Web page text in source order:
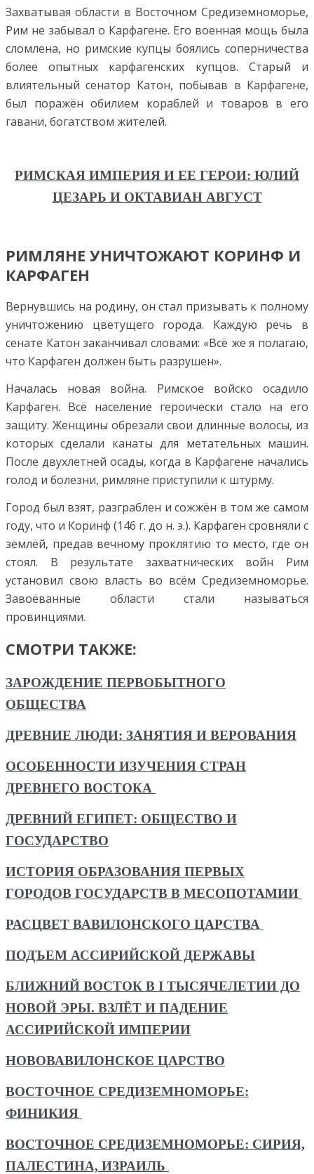
Захватывая области в Восточном Средиземноморье,
Рим не забывал о Карфагене. Его военная мощь была
сломлена, но римские купцы боялись соперничества
более опытных карфагенских купцов. Старый и
влиятельный сенатор Катон, побывав в Карфагене,
был поражён обилием кораблей и товаров в его
гавани, богатством жителей.
РИМСКАЯ ИМПЕРИЯ И ЕЕ ГЕРОИ: ЮЛИЙ
ЦЕЗАРЬ И ОКТАВИАН АВГУСТ
РИМЛЯНЕ УНИЧТОЖАЮТ КОРИНФ И
КАРФАГЕН
Вернувшись на родину, он стал призывать к полному
уничтожению цветущего города. Каждую речь в
сенате Катон заканчивал словами: «Всё же я полагаю,
что Карфаген должен быть разрушен».
Началась новая война. Римское войско осадило
Карфаген. Всё население героически стало на его
защиту. Женщины обрезали свои длинные волосы, из
которых сделали канаты для метательных машин.
После двухлетней осады, когда в Карфагене начались
голод и болезни, римляне приступили к штурму.
Город был взят, разграблен и сожжён в том же самом
году, что и Коринф (146 г. до н. э.). Карфаген сровняли с
землёй, предав вечному проклятию то место, где он
стоял. В результате захватнических войн Рим
установил свою власть во всём Средиземноморье.
Завоёванные области стали называться
провинциями.
СМОТРИ ТАКЖЕ:
ЗАРОЖДЕНИЕ ПЕРВОБЫТНОГО
ОБЩЕСТВА
ДРЕВНИЕ ЛЮДИ: ЗАНЯТИЯ И ВЕРОВАНИЯ
ОСОБЕННОСТИ ИЗУЧЕНИЯ СТРАН
ДРЕВНЕГО ВОСТОКА
ДРЕВНИЙ ЕГИПЕТ: ОБЩЕСТВО И
ГОСУДАРСТВО
ИСТОРИЯ ОБРАЗОВАНИЯ ПЕРВЫХ
ГОРОДОВ ГОСУДАРСТВ В МЕСОПОТАМИИ
РАСЦВЕТ ВАВИЛОНСКОГО ЦАРСТВА
ПОДЪЕМ АССИРИЙСКОЙ ДЕРЖАВЫ
БЛИЖНИЙ ВОСТОК В I ТЫСЯЧЕЛЕТИИ ДО
НОВОЙ ЭРЫ. ВЗЛЁТ И ПАДЕНИЕ
АССИРИЙСКОЙ ИМПЕРИИ
НОВОВАВИЛОНСКОЕ ЦАРСТВО
ВОСТОЧНОЕ СРЕДИЗЕМНОМОРЬЕ:
ФИНИКИЯ
ВОСТОЧНОЕ СРЕДИЗЕМНОМОРЬЕ: СИРИЯ,
ПАЛЕСТИНА, ИЗРАИЛЬ